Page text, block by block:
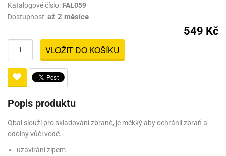
Katalogové číslo: FAL059
Dostupnost:až 2 měsíce
549 Kč
VLOŽIT DO KOŠÍKU
Popis produktu
Obal slouží pro skladování zbraně, je měkký aby ochránil zbraň a
odolný vůči vodě.
uzavírání zipem